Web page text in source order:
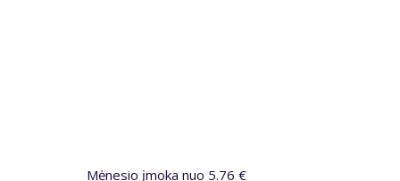
Mėnesio įmoka nuo 5.76 €